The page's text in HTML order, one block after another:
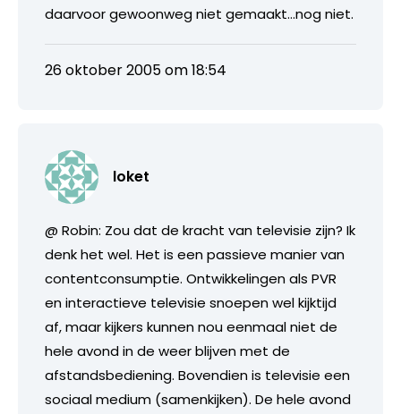
daarvoor gewoonweg niet gemaakt…nog niet.
26 oktober 2005 om 18:54
loket
@ Robin: Zou dat de kracht van televisie zijn? Ik
denk het wel. Het is een passieve manier van
contentconsumptie. Ontwikkelingen als PVR
en interactieve televisie snoepen wel kijktijd
af, maar kijkers kunnen nou eenmaal niet de
hele avond in de weer blijven met de
afstandsbediening. Bovendien is televisie een
sociaal medium (samenkijken). De hele avond